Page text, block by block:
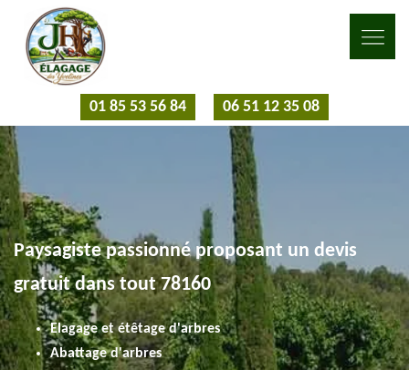
01 85 53 56 84 06 51 12 35 08
Paysagiste passionné proposant un devis
gratuit dans tout 78160
Elagage et étêtage d'arbres
Abattage d'arbres